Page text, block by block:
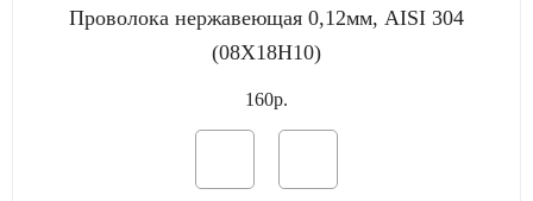
Проволока нержавеющая 0,12мм, AISI 304
(08Х18Н10)
160р.